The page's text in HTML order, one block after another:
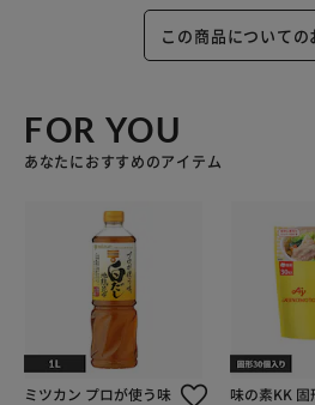
この商品についての
FOR YOU
あなたにおすすめのアイテム
ミツカン プロが使う味
味の素KK 固